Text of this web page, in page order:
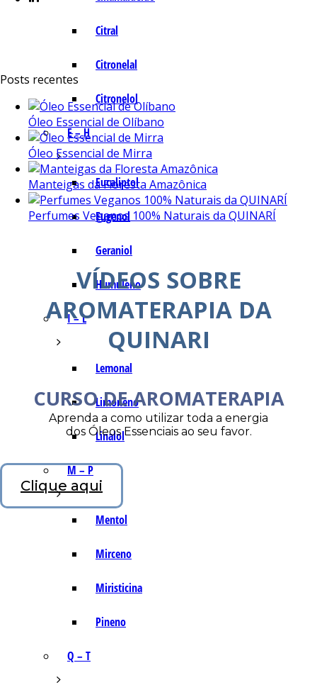
Citral
Citronelal
Citronelol
E – H
Eucaliptol
Eugenol
Geraniol
Humuleno
I – L
Lemonal
Limoneno
Linalol
M – P
Mentol
Mirceno
Miristicina
Pineno
Q – T
Posts recentes
Óleo Essencial de Olíbano
Óleo Essencial de Mirra
Manteigas da Floresta Amazônica
Perfumes Veganos 100% Naturais da QUINARÍ
VÍDEOS SOBRE
AROMATERAPIA DA
QUINARI
CURSO DE AROMATERAPIA
Aprenda a como utilizar toda a energia
dos Óleos Essenciais ao seu favor.
Clique aqui